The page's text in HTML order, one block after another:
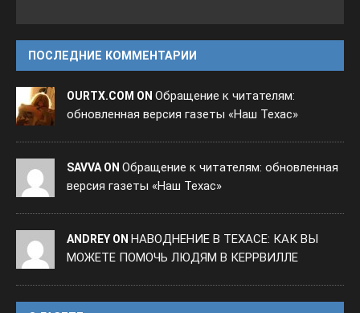
ПОСЛЕДНИЕ КОММЕНТАРИИ
OURTX.COM ON Обращение к читателям:
обновленная версия газеты «Наш Техас»
SAVVA ON Обращение к читателям: обновленная
версия газеты «Наш Техас»
ANDREY ON НАВОДНЕНИЕ В ТЕХАСЕ: КАК ВЫ
МОЖЕТЕ ПОМОЧЬ ЛЮДЯМ В КЕРРВИЛЛЕ